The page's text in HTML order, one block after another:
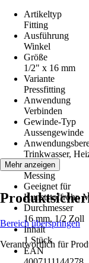
Artikeltyp
Fitting
Ausführung
Winkel
Größe
1/2" x 16 mm
Variante
Pressfitting
Anwendung
Verbinden
Gewinde-Typ
Aussengewinde
Trinkwasser,
Material
Messing
Geeignet für
Kunststoffrohr,
Durchmesser
16 mm, 1/2 Zoll
Inhalt
1 Stück
EAN
Mehr anzeigen
Bereich überspringen
Verantwortlich für